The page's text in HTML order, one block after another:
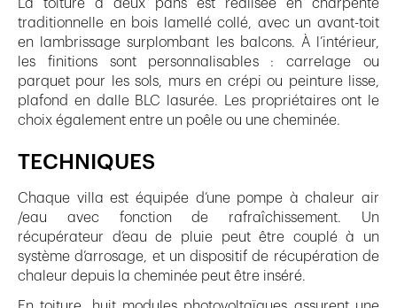
La toiture à deux pans est réalisée en charpente
traditionnelle en bois lamellé collé, avec un avant-toit
en lambrissage surplombant les balcons. À l’intérieur,
les finitions sont personnalisables : carrelage ou
parquet pour les sols, murs en crépi ou peinture lisse,
plafond en dalle BLC lasurée. Les propriétaires ont le
choix également entre un poêle ou une cheminée.
TECHNIQUES
Chaque villa est équipée d’une pompe à chaleur air
/eau avec fonction de rafraîchissement. Un
récupérateur d’eau de pluie peut être couplé à un
système d’arrosage, et un dispositif de récupération de
chaleur depuis la cheminée peut être inséré.